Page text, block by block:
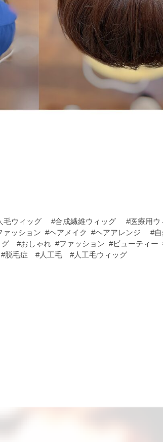
毛ウィッグ #合成繊維ウィッグ #医療用
ッション #ヘアメイク #ヘアアレンジ #
グ #おしゃれ #ファッション #ビューティ
毛症 #人工毛 #人工毛ウィッグ